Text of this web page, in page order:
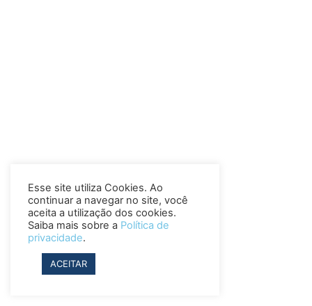
Esse site utiliza Cookies. Ao
continuar a navegar no site, você
aceita a utilização dos cookies.
Saiba mais sobre a Política de
privacidade.
ACEITAR